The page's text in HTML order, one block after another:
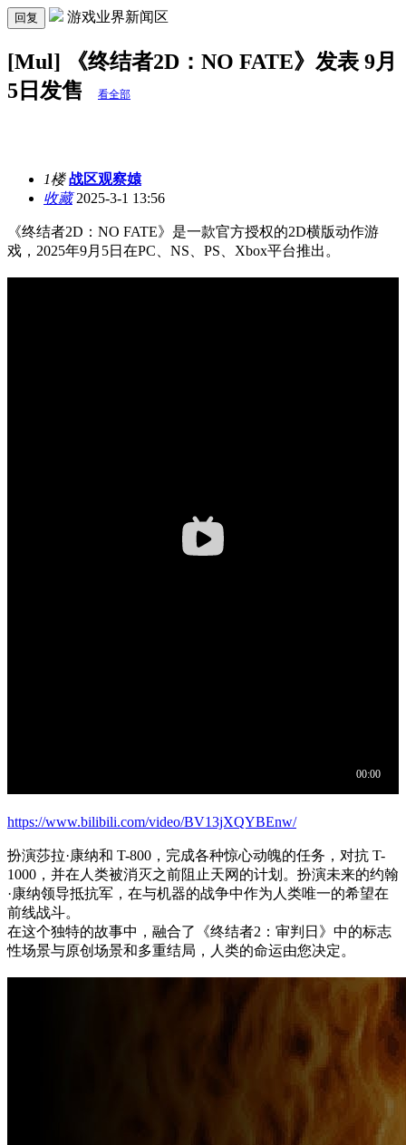
回复 游戏业界新闻区
[Mul] 《终结者2D：NO FATE》发表 9月
5日发售
看全部
1楼 战区观察媴
收藏2025-3-1 13:56
《终结者2D：NO FATE》是一款官方授权的2D横版动作游
戏，2025年9月5日在PC、NS、PS、Xbox平台推出。
https://www.bilibili.com/video/BV13jXQYBEnw/
扮演莎拉·康纳和 T-800，完成各种惊心动魄的任务，对抗 T-
1000，并在人类被消灭之前阻止天网的计划。扮演未来的约翰
·康纳领导抵抗军，在与机器的战争中作为人类唯一的希望在
前线战斗。
在这个独特的故事中，融合了《终结者2：审判日》中的标志
性场景与原创场景和多重结局，人类的命运由您决定。